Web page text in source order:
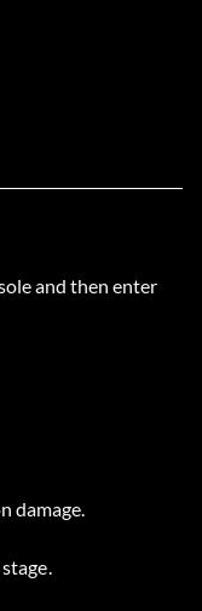
and then enter
damage.